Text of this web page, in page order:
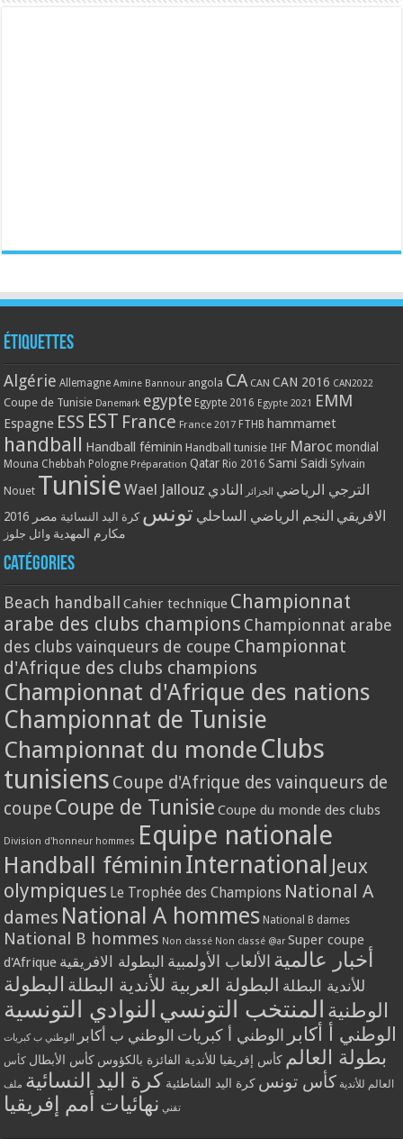
Étiquettes
Algérie Allemagne Amine Bannour angola CA CAN CAN 2016 CAN2022
Coupe de Tunisie Danemark egypte Egypte 2016 Egypte 2021 EMM
Espagne ESS EST France France 2017 FTHB hammamet
handball Handball féminin Handball tunisie IHF Maroc mondial
Mouna Chebbah Pologne Préparation Qatar Rio 2016 Sami Saidi Sylvain
Nouet Tunisie Wael Jallouz الترجي الرياضي الجزائر
النادي
الافريقي النجم الرياضي الساحلي تونس كرة اليد النسائية مصر 2016
مكارم المهدية وائل جلوز
Catégories
Beach handball Cahier technique Championnat
arabe des clubs champions Championnat arabe
des clubs vainqueurs de coupe Championnat
d'Afrique des clubs champions
Championnat d'Afrique des nations
Championnat de Tunisie
Championnat du monde Clubs
tunisiens Coupe d'Afrique des vainqueurs de
coupe Coupe de Tunisie Coupe du monde des clubs
Division d'honneur hommes Equipe nationale
Handball féminin International
Jeux
olympiques Le Trophée des Champions National A
dames National A hommes National B dames
National B hommes Non classé Non classé @ar Super coupe
d'Afrique
أخبار عالمية الألعاب الأولمبية البطولة الافريقية
للأندية البطلة البطولة العربية للأندية البطلة البطولة
الوطنية المنتخب التونسي النوادي التونسية
الوطني أ أكابر الوطني أ كبريات الوطني ب أكابر الوطني ب كبريات
بطولة العالم كأس إفريقيا للأندية الفائزة بالكؤوس كأس الأبطال كأس
العالم للأندية كأس تونس كرة اليد الشاطئية كرة اليد النسائية ملف
تقني نهائيات أمم إفريقيا